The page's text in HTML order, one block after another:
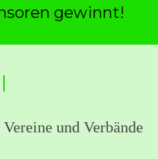
gewinnt!
und Verbände